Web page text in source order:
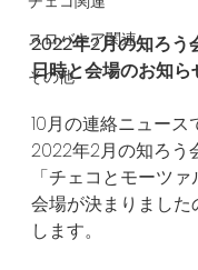
スロバキア関連
その他
2022年2月の知ろう
日時と会場のお知ら
10月の連絡ニュース
2022年2月の知ろう
「チェコとモーツ
会場が決まりまし
します。